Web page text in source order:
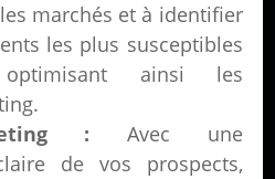
marchés et à identifier
les plus susceptibles
ainsi les
: Avec une
de vos prospects,